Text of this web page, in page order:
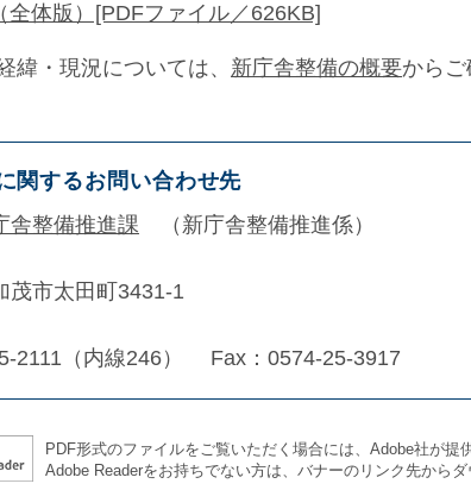
全体版）[PDFファイル／626KB]
・現況については、 新庁舎整備の概要からご
関するお問い合わせ先
舎整備推進課
新庁舎整備推進係
茂市太田町3431-1
2111（内線246）
Fax：0574-25-3917
PDF形式のファイルをご覧いただく場合には、Adobe社が提
Adobe Readerをお持ちでない方は、バナーのリンク先から